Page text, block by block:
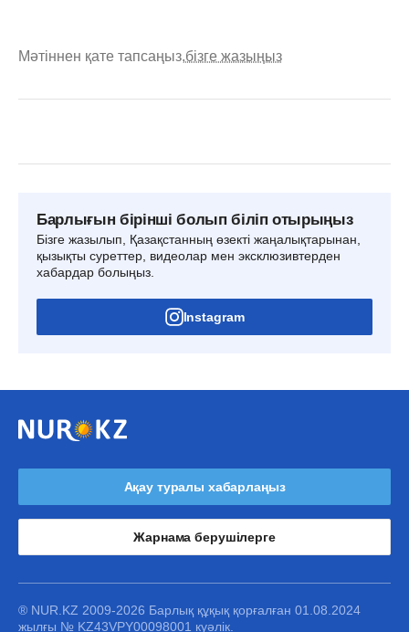
Мәтіннен қате тапсаңыз,бізге жазыңыз
Барлығын бірінші болып біліп отырыңыз
Бізге жазылып, Қазақстанның өзекті жаңалықтарынан,
қызықты суреттер, видеолар мен эксклюзивтерден
хабардар болыңыз.
Instagram
Ақау туралы хабарлаңыз
Жарнама берушілерге
® NUR.KZ 2009-2026 Барлық құқық қорғалған 01.08.2024
жылғы № KZ43VPY00098001 куәлік.